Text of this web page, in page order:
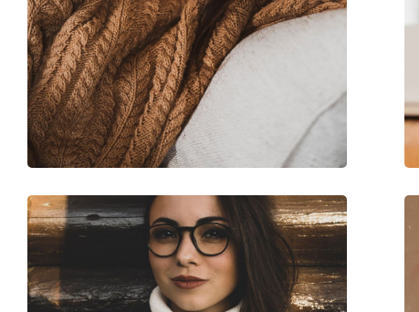
Weiteres
Sex:
Kategorie:
Marke:
Swarovski
Code:
SK5417/V 016 19 52